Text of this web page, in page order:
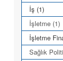
İş (1)
İşletme (1)
İşletme
Sağlık